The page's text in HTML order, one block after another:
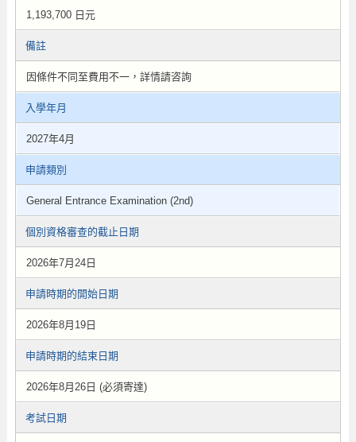
1,193,700 日元
備註
因條件不同至費用不一，詳情請咨詢
入學年月
2027年4月
申請類別
General Entrance Examination (2nd)
個別資格審查的截止日期
2026年7月24日
申請時期的開始日期
2026年8月19日
申請時期的結束日期
2026年8月26日 (必須寄達)
考試日期